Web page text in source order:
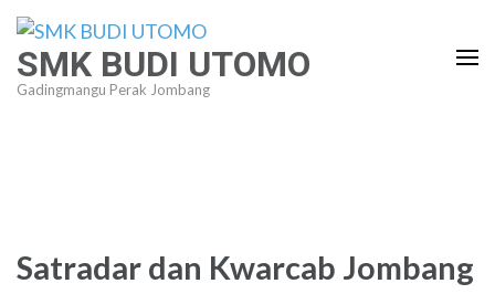
Lompat
konten
(Tekan
SMK BUDI UTOMO
Gadingmangu Perak Jombang
Satradar dan Kwarcab Jombang